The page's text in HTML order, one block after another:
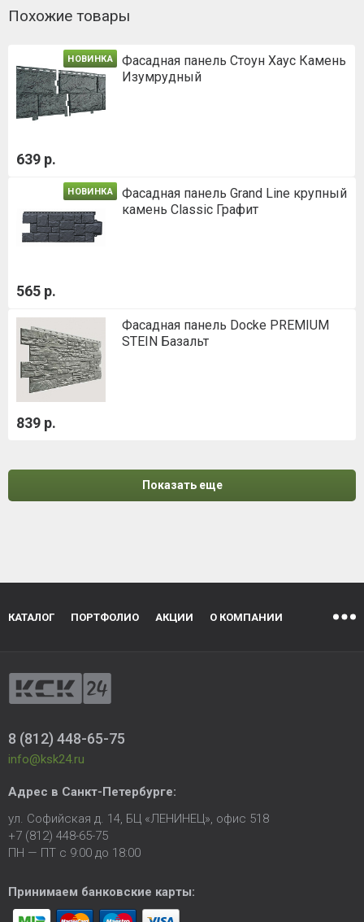
Похожие товары
НОВИНКА
Фасадная панель Стоун Хаус Камень
Изумрудный
639 р.
НОВИНКА
Фасадная панель Grand Line крупный
камень Classic Графит
565 р.
Фасадная панель Docke PREMIUM
STEIN Базальт
839 р.
Показать еще
КАТАЛОГ ПОРТФОЛИО АКЦИИ О КОМПАНИИ
8 (812) 448-65-75
info@ksk24.ru
Адрес в Санкт-Петербурге:
ул. Софийская д. 14, БЦ «ЛЕНИНЕЦ», офис 518
+7 (812) 448-65-75
ПН — ПТ с 9:00 до 18:00
Принимаем банковские карты: